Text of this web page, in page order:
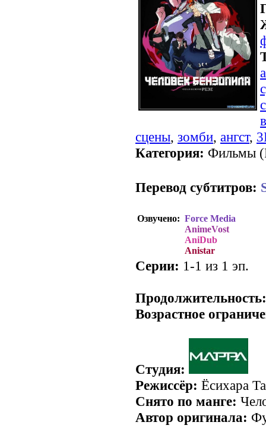
сцены, зомби, ангст,
Категория: Фильмы
Перевод субтитров:
Озвучено: Force Media
AnimeVost
AniDub
Anistar
Серии: 1-1 из 1 эп.
Продолжительность:
Возрастное
Студия:
Режиссёр: Ёсихара
Снято по манге:
Автор оригинала: